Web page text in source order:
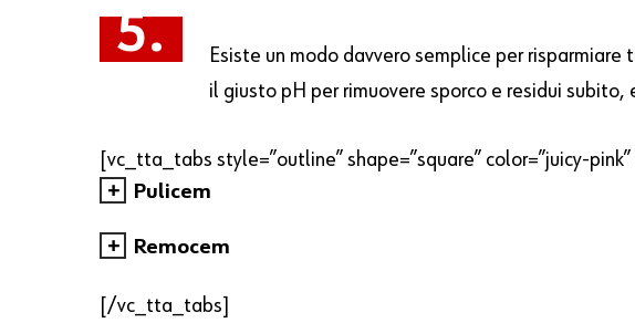
5.
Esiste un modo davvero semplice per
il giusto pH per rimuovere sporco e residui
[vc_tta_tabs style=”outline” shape=”square” color=”juicy-
Pulicem
Remocem
[/vc_tta_tabs]